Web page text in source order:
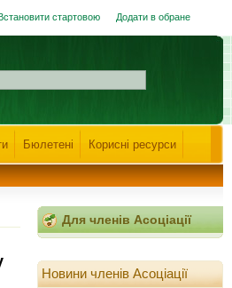
стартовою Додати в обране
Бюлетені Корисні ресурси
Для членів Асоціації
Новини членів Асоціації